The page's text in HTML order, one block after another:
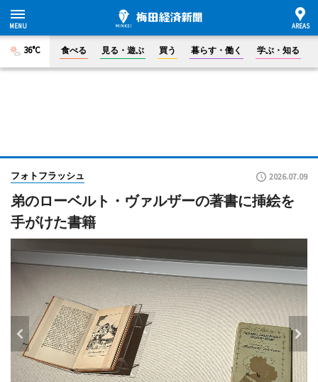
36°C 食べる 見る・遊ぶ 買う 暮らす・働く 学ぶ・知る
フォトフラッシュ 2026.07.09
弟のローベルト・ヴァルザーの著書に挿絵を
手がけた書籍